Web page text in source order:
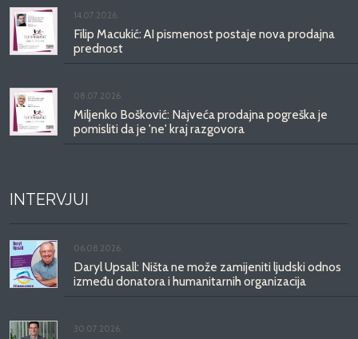
14.07.2026.
Filip Macukić: AI pismenost postaje nova prodajna
prednost
08.07.2026.
Miljenko Bošković: Najveća prodajna pogreška je
pomisliti da je 'ne' kraj razgovora
INTERVJUI
06.08.2026.
Daryl Upsall: Ništa ne može zamijeniti ljudski odnos
između donatora i humanitarnih organizacija
30.07.2026.